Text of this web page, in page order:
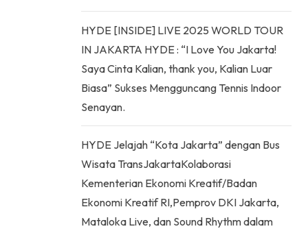
HYDE [INSIDE] LIVE 2025 WORLD TOUR
IN JAKARTA HYDE : “I Love You Jakarta!
Saya Cinta Kalian, thank you, Kalian Luar
Biasa” Sukses Mengguncang Tennis Indoor
Senayan.
HYDE Jelajah “Kota Jakarta” dengan Bus
Wisata TransJakartaKolaborasi
Kementerian Ekonomi Kreatif/Badan
Ekonomi Kreatif RI,Pemprov DKI Jakarta,
Mataloka Live, dan Sound Rhythm dalam